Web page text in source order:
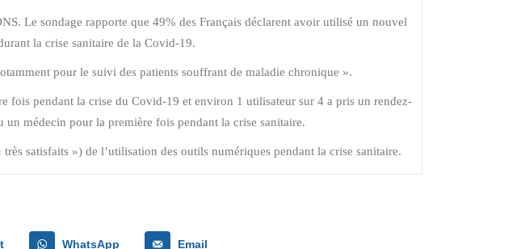
Le sondage rapporte que 49% des Français déclarent avoir utilisé un nouvel
la crise sanitaire de la Covid-19.
pour le suivi des patients souffrant de maladie chronique ».
fois pendant la crise du Covid-19 et environ 1 utilisateur sur 4 a pris un rendez-
médecin pour la première fois pendant la crise sanitaire.
satisfaits ») de l’utilisation des outils numériques pendant la crise sanitaire.
WhatsApp Email